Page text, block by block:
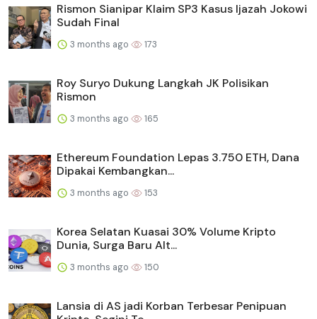
Rismon Sianipar Klaim SP3 Kasus Ijazah Jokowi
Sudah Final
3 months ago 173
Roy Suryo Dukung Langkah JK Polisikan
Rismon
3 months ago 165
Ethereum Foundation Lepas 3.750 ETH, Dana
Dipakai Kembangkan...
3 months ago 153
Korea Selatan Kuasai 30% Volume Kripto
Dunia, Surga Baru Alt...
3 months ago 150
Lansia di AS jadi Korban Terbesar Penipuan